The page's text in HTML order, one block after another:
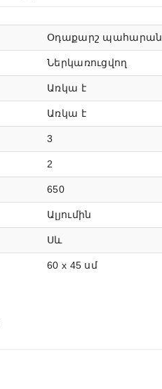
Օդաքարշ պահարան
Ներկառուցվող
Առկա է
Առկա է
3
2
650
Ալյումին
Սև
60 x 45 սմ